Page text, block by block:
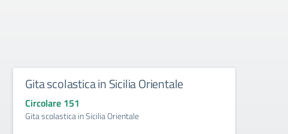
Gita scolastica in Sicilia Orientale
Circolare 151
Gita scolastica in Sicilia Orientale